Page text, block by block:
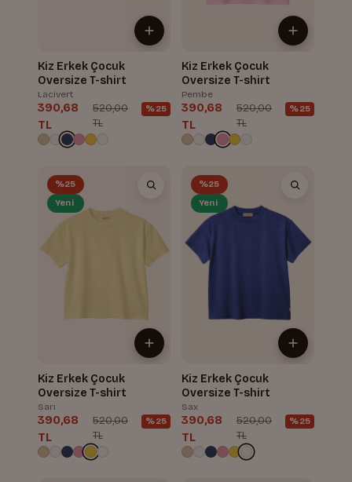
Kiz Erkek Çocuk
Oversize T-shirt
Lacivert
390,68
TL
520,00
TL
%25
Kiz Erkek Çocuk
Oversize T-shirt
Pembe
390,68
TL
520,00
TL
%25
%25
Yeni
Kiz Erkek Çocuk
Oversize T-shirt
Sarı
390,68
TL
520,00
TL
%25
%25
Yeni
Kiz Erkek Çocuk
Oversize T-shirt
Sax
390,68
TL
520,00
TL
%25